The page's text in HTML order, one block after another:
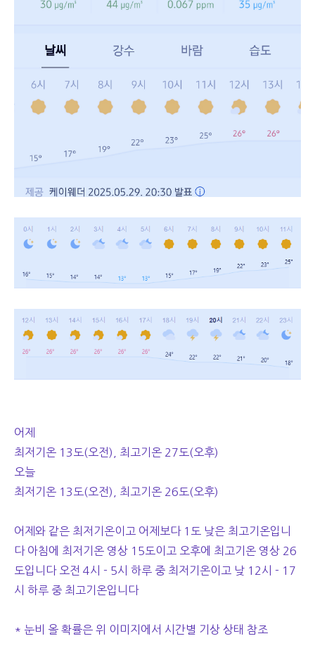
어제
최저기온 13도(오전), 최고기온 27도(오후)
오늘
최저기온 13도(오전), 최고기온 26도(오후)
어제와 같은 최저기온이고 어제보다 1도 낮은 최고기온입니
다 아침에 최저기온 영상 15도이고 오후에 최고기온 영상 26
도입니다 오전 4시 - 5시 하루 중 최저기온이고 낮 12시 - 17
시 하루 중 최고기온입니다
* 눈비 올 확률은 위 이미지에서 시간별 기상 상태 참조